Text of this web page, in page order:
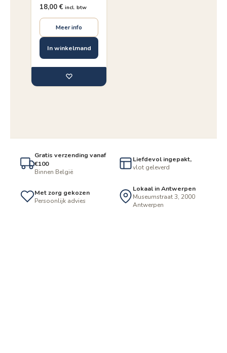
18,00 € incl. btw
Meer info
In winkelmand
♡
Gratis verzending vanaf
€100
Binnen België
Liefdevol ingepakt,
vlot geleverd
Met zorg gekozen
Persoonlijk advies
Lokaal in Antwerpen
Museumstraat 3, 2000
Antwerpen